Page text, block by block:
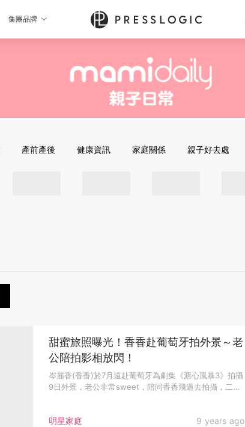
集團品牌
產前產後 健康資訊 家庭關係 親子好去處
明星家庭 9 years ago
甜蜜旅照曝光！香香赴葡萄牙拍外景～老
公陪拍影相放閃！
岑麗香(香香)於7月遠赴葡萄牙為劇集《溏心風暴3》拍攝
9日外景，老公非常sweet，陪同香香飛過去拍攝，二人